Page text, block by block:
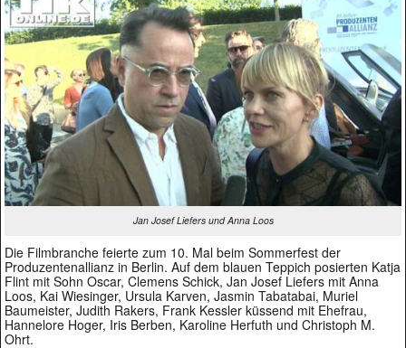
Jan Josef Liefers und Anna Loos
Die Filmbranche feierte zum 10. Mal beim Sommerfest der
Produzentenallianz in Berlin. Auf dem blauen Teppich posierten Katja
Flint mit Sohn Oscar, Clemens Schick, Jan Josef Liefers mit Anna
Loos, Kai Wiesinger, Ursula Karven, Jasmin Tabatabai, Muriel
Baumeister, Judith Rakers, Frank Kessler küssend mit Ehefrau,
Hannelore Hoger, Iris Berben, Karoline Herfuth und Christoph M.
Ohrt.